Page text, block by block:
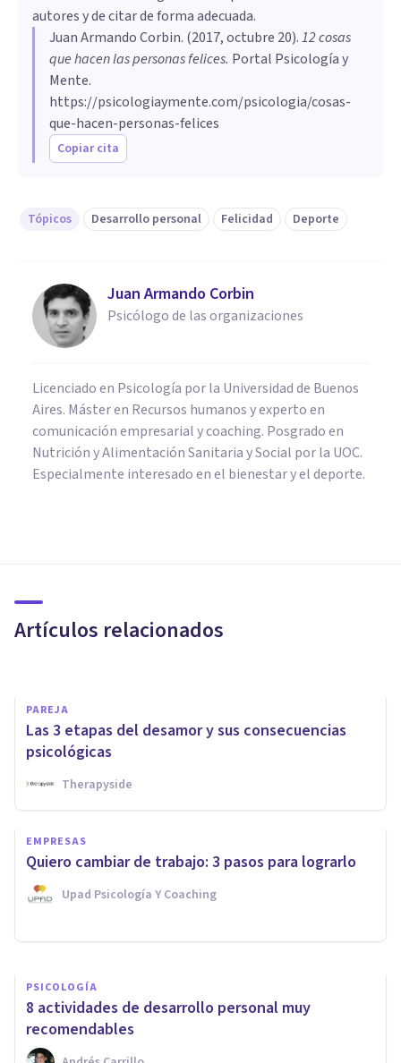
autores y de citar de forma adecuada.
Juan Armando Corbin. (2017, octubre 20).12 cosas
que hacen las personas felices. Portal Psicología y
Mente.
https://psicologiaymente.com/psicologia/cosas-
que-hacen-personas-felices
Copiar cita
Tópicos Desarrollo personal Felicidad Deporte
Juan Armando Corbin
Psicólogo de las organizaciones
Licenciado en Psicología por la Universidad de Buenos
Aires. Máster en Recursos humanos y experto en
comunicación empresarial y coaching. Posgrado en
Nutrición y Alimentación Sanitaria y Social por la UOC.
Especialmente interesado en el bienestar y el deporte.
Artículos relacionados
psicológico
PAREJA
Las 3 etapas del desamor y sus consecuencias
psicológicas
Therapyside
EMPRESAS
Quiero cambiar de trabajo: 3 pasos para lograrlo
Upad Psicología Y Coaching
La regla de los 4 regalos en
Navidad
PSICOLOGÍA
8 actividades de desarrollo personal muy
recomendables